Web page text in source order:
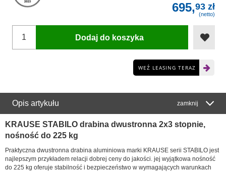
695,93 zł
(netto)
Dodaj do koszyka
WEŹ LEASING TERAZ
Opis artykułu zamknij
KRAUSE STABILO drabina dwustronna 2x3 stopnie,
nośność do 225 kg
Praktyczna dwustronna drabina aluminiowa marki KRAUSE serii STABILO jest
najlepszym przykładem relacji dobrej ceny do jakości. jej wyjątkowa nośność
do 225 kg oferuje stabilność i bezpieczeństwo w wymagających warunkach